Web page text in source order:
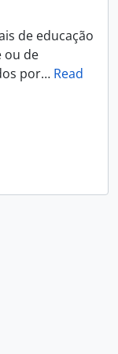
de educação
ou de
por… Read